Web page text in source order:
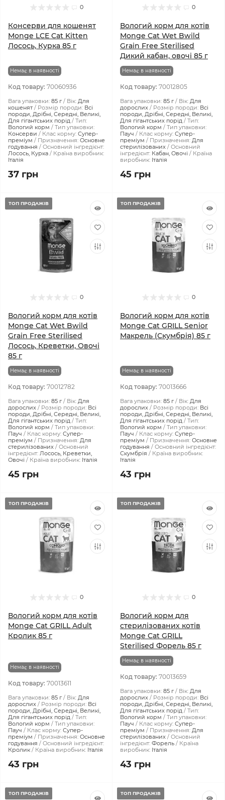
0
Консерви для кошенят
Monge LCE Cat Kitten
Лосось, Курка 85 г
Немає в наявності
Код товару: 70060936
Вага упаковки: 85 г Вік: Для
кошенят
Розмір породи: Всі
породи, Дрібні, Середні, Великі,
Для гігантських порід
Тип:
Вологий корм
Тип упаковки:
Консерви
Клас корму: Супер-
преміум
Призначення: Основне
годування
Основний інгредієнт:
Лосось, Курка
Країна виробник:
Італія
37 грн
0
Вологий корм для котів
Monge Cat Wet Bwild
Grain Free Sterilised
Дикий кабан, овочі 85 г
Немає в наявності
Код товару: 70012805
Вага упаковки: 85 г Вік: Для
дорослих
Розмір породи: Всі
породи, Дрібні, Середні, Великі,
Для гігантських порід
Тип:
Вологий корм
Тип упаковки:
Пауч
Клас корму: Супер-
преміум
Призначення: Для
стерилізованих
Основний
інгредієнт: Кабан, Овочі
Країна
виробник: Італія
45 грн
ТОП ПРОДАЖІВ
0
Вологий корм для котів
Monge Cat Wet Bwild
Grain Free Sterilised
Лосось, Креветки, Овочі
85 г
Немає в наявності
Код товару: 70012782
Вага упаковки: 85 г Вік: Для
дорослих
Розмір породи: Всі
породи, Дрібні, Середні, Великі,
Для гігантських порід
Тип:
Вологий корм
Тип упаковки:
Пауч
Клас корму: Супер-
преміум
Призначення: Для
стерилізованих
Основний
інгредієнт: Лосось, Креветки,
Овочі
Країна виробник: Італія
45 грн
ТОП ПРОДАЖІВ
0
Вологий корм для котів
Monge Cat GRILL Senior
Макрель (Скумбрія) 85 г
Немає в наявності
Код товару: 70013666
Вага упаковки: 85 г Вік: Для
дорослих
Розмір породи: Всі
породи, Дрібні, Середні, Великі,
Для гігантських порід
Тип:
Вологий корм
Тип упаковки:
Пауч
Клас корму: Супер-
преміум
Призначення: Основне
годування
Основний інгредієнт:
Скумбрія
Країна виробник:
Італія
43 грн
ТОП ПРОДАЖІВ
0
Вологий корм для котів
Monge Cat GRILL Adult
Кролик 85 г
Немає в наявності
Код товару: 70013611
Вага упаковки: 85 г Вік: Для
дорослих
Розмір породи: Всі
породи, Дрібні, Середні, Великі,
Для гігантських порід
Тип:
Вологий корм
Тип упаковки:
Пауч
Клас корму: Супер-
преміум
Призначення: Основне
годування
Основний інгредієнт:
Кролик
Країна виробник: Італія
43 грн
ТОП ПРОДАЖІВ
0
Вологий корм для
стерилізованих котів
Monge Cat GRILL
Sterilised Форель 85 г
Немає в наявності
Код товару: 70013659
Вага упаковки: 85 г Вік: Для
дорослих
Розмір породи: Всі
породи, Дрібні, Середні, Великі,
Для гігантських порід
Тип:
Вологий корм
Тип упаковки:
Пауч
Клас корму: Супер-
преміум
Призначення: Для
стерилізованих
Основний
інгредієнт: Форель
Країна
виробник: Італія
43 грн
ТОП ПРОДАЖІВ ТОП ПРОДАЖІВ